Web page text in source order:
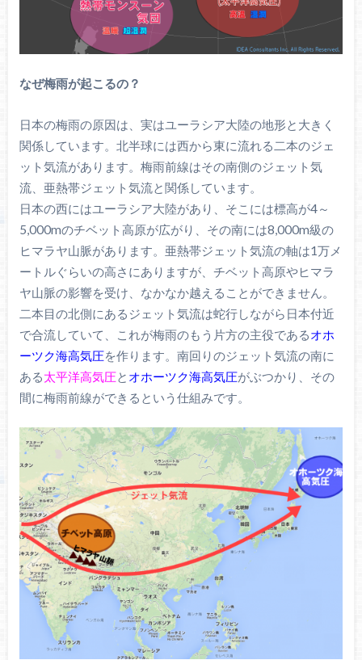
なぜ梅雨が起こるの？
日本の梅雨の原因は、実はユーラシア大陸の地形と大きく
関係しています。北半球には西から東に流れる二本のジェ
ット気流があります。梅雨前線はその南側のジェット気
流、亜熱帯ジェット気流と関係しています。
日本の西にはユーラシア大陸があり、そこには標高が4～
5,000mのチベット高原が広がり、その南には8,000m級の
ヒマラヤ山脈があります。亜熱帯ジェット気流の軸は1万メ
ートルぐらいの高さにありますが、チベット高原やヒマラ
ヤ山脈の影響を受け、なかなか越えることができません。
二本目の北側にあるジェット気流は蛇行しながら日本付近
で合流していて、これが梅雨のもう片方の主役であるオホ
ーツク海高気圧を作ります。南回りのジェット気流の南に
ある太平洋高気圧と オホーツク海高気圧がぶつかり、その
間に梅雨前線ができるという仕組みです。